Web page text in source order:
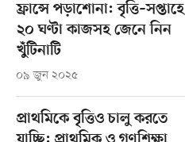
ফ্রান্সে পড়াশোনা: বৃত্তি–সপ্তাহে
২০ ঘণ্টা কাজসহ জেনে নিন
খুঁটিনাটি
০৯ জুন ২০২৫
প্রাথমিকে বৃত্তিও চালু করতে